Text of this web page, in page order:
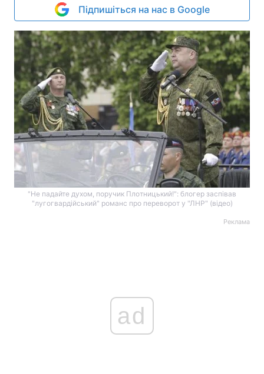
Підпишіться на нас в Google
"Не падайте духом, поручик Плотницький!": блогер заспівав
"лугогвардійський" романс про переворот у "ЛНР" (відео)
Реклама
ad